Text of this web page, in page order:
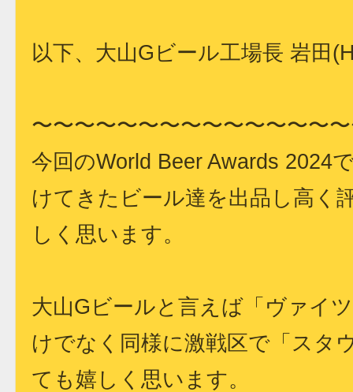
以下、大山Gビール工場長 岩田
〜〜〜〜〜〜〜〜〜〜〜〜〜〜
今回のWorld Beer Awards 2024
けてきたビール達を出品し高く
しく思います。
大山Gビールと言えば「ヴァイ
けでなく同様に激戦区で「スタ
ても嬉しく思います。